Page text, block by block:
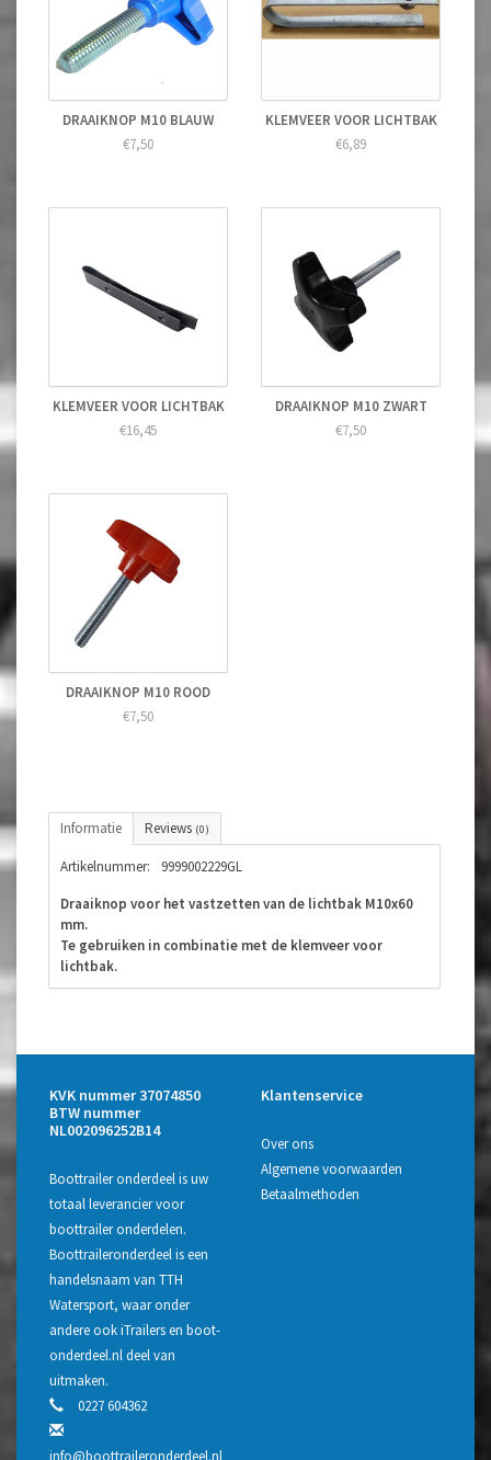
DRAAIKNOP M10 BLAUW
€7,50
KLEMVEER VOOR LICHTBAK
€6,89
KLEMVEER VOOR LICHTBAK
€16,45
DRAAIKNOP M10 ZWART
€7,50
DRAAIKNOP M10 ROOD
€7,50
Informatie Reviews (0)
Artikelnummer:
9999002229GL
Draaiknop voor het vastzetten van de lichtbak M10x60
mm.
Te gebruiken in combinatie met de klemveer voor
lichtbak.
KVK nummer 37074850
BTW nummer
NL002096252B14
Boottrailer onderdeel is uw
totaal leverancier voor
boottrailer onderdelen.
Boottraileronderdeel is een
handelsnaam van TTH
Watersport, waar onder
andere ook iTrailers en boot-
onderdeel.nl deel van
uitmaken.
0227 604362
info@boottraileronderdeel.nl
Klantenservice
Over ons
Algemene voorwaarden
Betaalmethoden